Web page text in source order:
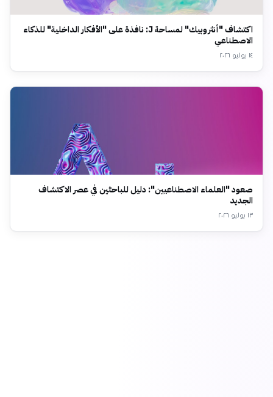
اكتشاف "أنثروبيك" لمساحة J: نافذة على "الأفكار الداخلية" للذكاء
الاصطناعي
١٤ يوليو ٢٠٢٦
صعود "العلماء الاصطناعيين": دليل للباحثين في عصر الاكتشاف
الجديد
١٣ يوليو ٢٠٢٦